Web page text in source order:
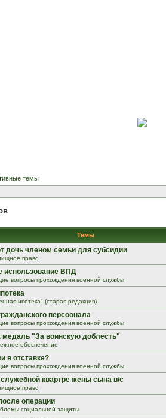
темы
Темы
дочь членом семьи для субсидии
право
использование ВПД
вопросы прохождения военной службы
ипотека" (старая редакция)
персоонала
вопросы прохождения военной службы
медаль "За воинскую доблесть"
обеспечение
в отставке?
вопросы прохождения военной службы
служебной квартре жены сына в/с
право
операции
социальной защиты